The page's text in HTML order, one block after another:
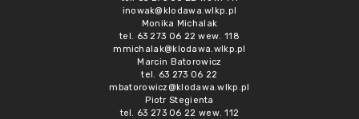
inowak@klodawa.wlkp.pl
Monika Michalak
tel. 63 273 06 22 wew. 118
mmichalak@klodawa.wlkp.pl
Marcin Batorowicz
tel. 63 273 06 22
mbatorowicz@klodawa.wlkp.pl
Piotr Stegienta
tel. 63 273 06 22 wew. 112